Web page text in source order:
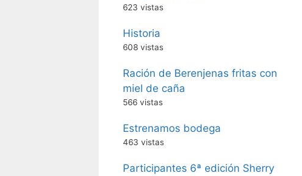
623 vistas
Historia
608 vistas
Ración de Berenjenas fritas con
miel de caña
566 vistas
Estrenamos bodega
463 vistas
Participantes 6ª edición Sherry